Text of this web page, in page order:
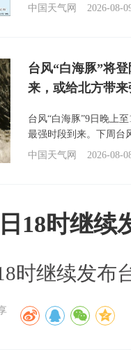
中国天气网 2026-08-
台风“白海豚”将
来，或给北方带
台风“白海豚”9日晚上
最强时段到来。下周台
中国天气网
2026-08-
18时继续
时继续发布